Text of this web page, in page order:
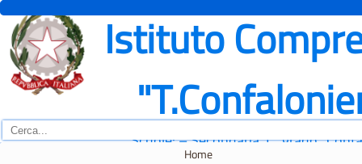
Istituto
Scuole: – Secondaria 1° grado
Home